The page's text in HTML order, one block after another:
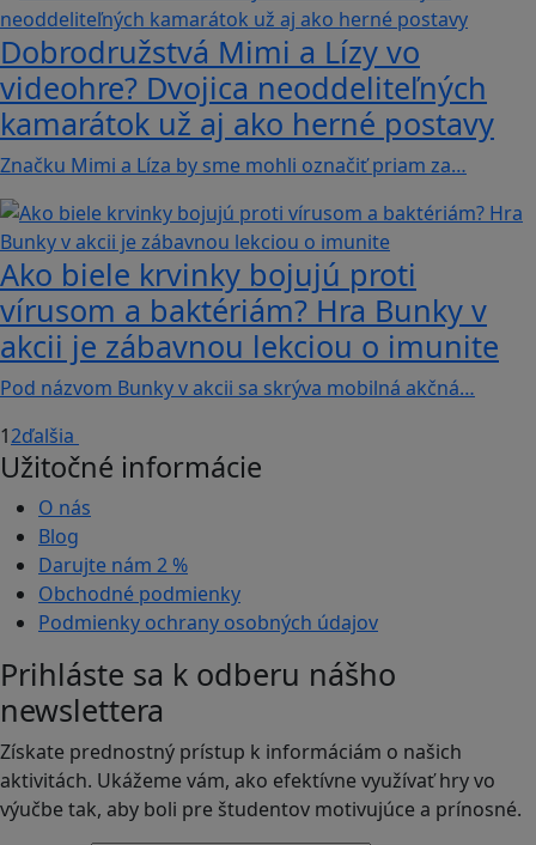
Dobrodružstvá Mimi a Lízy vo
videohre? Dvojica neoddeliteľných
kamarátok už aj ako herné postavy
Značku Mimi a Líza by sme mohli označiť priam za…
Ako biele krvinky bojujú proti
vírusom a baktériám? Hra Bunky v
akcii je zábavnou lekciou o imunite
Pod názvom Bunky v akcii sa skrýva mobilná akčná…
12ďalšia
Užitočné informácie
O nás
Blog
Darujte nám 2 %
Obchodné podmienky
Podmienky ochrany osobných údajov
Prihláste sa k odberu nášho
newslettera
Získate prednostný prístup k informáciám o našich
aktivitách. Ukážeme vám, ako efektívne využívať hry vo
výučbe tak, aby boli pre študentov motivujúce a prínosné.